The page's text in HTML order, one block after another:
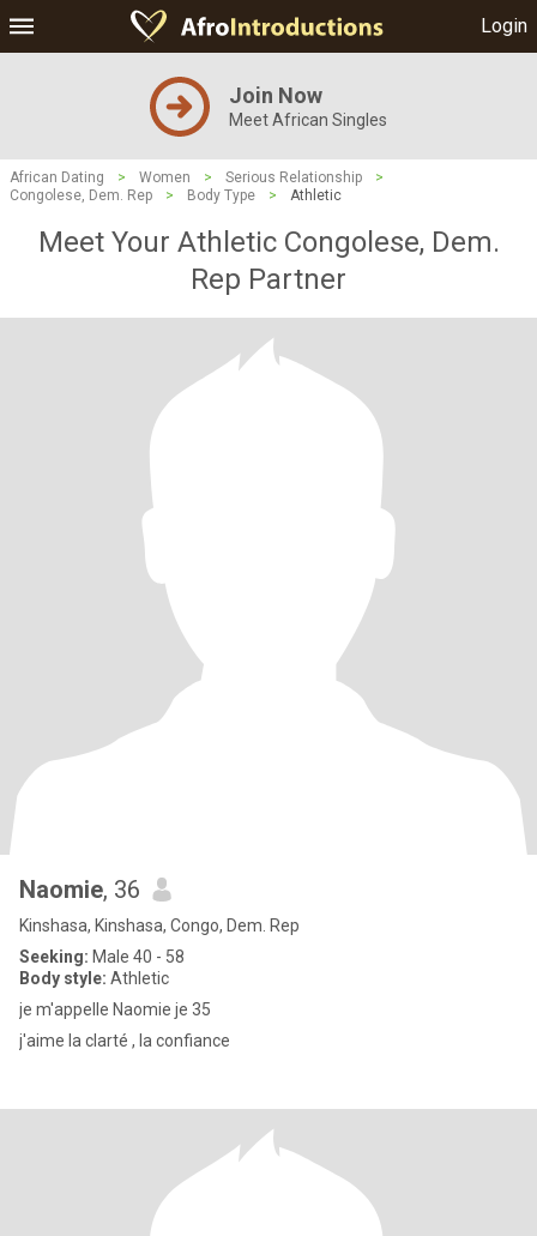
Login
Join Now
Meet African Singles
African Dating > Women > Serious Relationship
>
Congolese, Dem. Rep
> Body Type > Athletic
Meet Your Athletic Congolese, Dem.
Rep Partner
Naomie, 36
Kinshasa, Kinshasa, Congo, Dem. Rep
Seeking: Male 40 - 58
Body style: Athletic
je m'appelle Naomie je 35
j'aime la clarté , la confiance